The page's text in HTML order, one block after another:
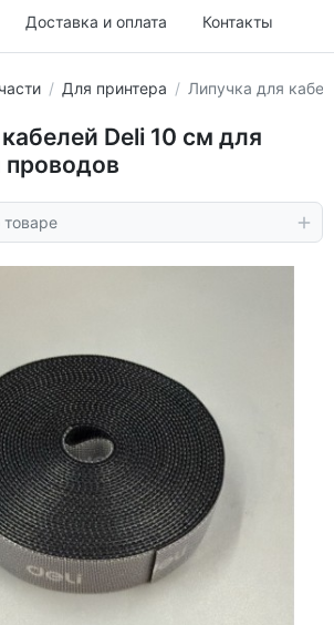
Доставка и оплата Контакты
Для принтера Липучка для
Deli 10 см для
проводов